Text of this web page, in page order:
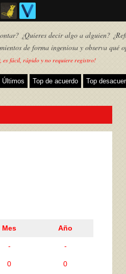
¿Quieres decir algo a alguien?
de forma ingeniosa y observa
es fácil, rápido y no requiere registro!
Últimos Top de acuerdo Top
Mes Año
- -
0 0